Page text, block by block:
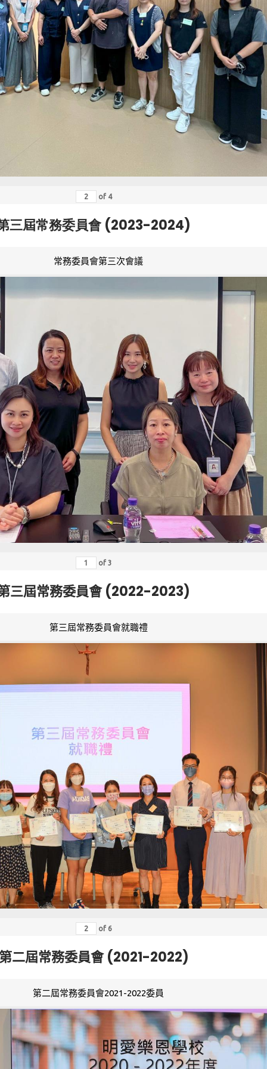
of 4
三屆常務委員會 (2023-2024)
常務委員會第三次會議
of 3
三屆常務委員會 (2022-2023)
第三屆常務委員會就職禮
of 6
二屆常務委員會 (2021-2022)
第二屆常務委員會2021-2022委員